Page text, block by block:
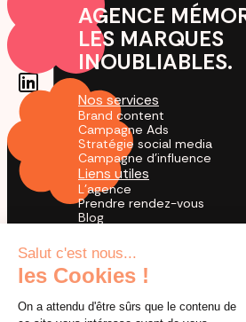
AGENCE
LES MARQUES
INOUBLIABLES.
Nos services
Brand content
Campagne Ads
Stratégie social media
Campagne d'influence
Liens utiles
L'agence
Prendre rendez-vous
Blog
Agence TikTok
by creators